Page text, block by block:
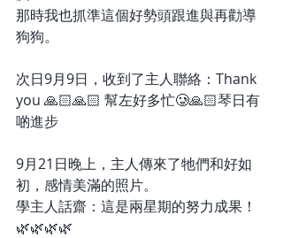
那時我也抓準這個好勢頭跟進與再勸導
狗狗。
次日9月9日，收到了主人聯絡：Thank
you 🙏🏻🙏🏻 幫左好多忙🥲🙏🏻琴日有
啲進步
9月21日晚上，主人傳來了牠們和好如
初，感情美滿的照片。
學主人話齋：這是兩星期的努力成果！
🌿🌿🌿🌿